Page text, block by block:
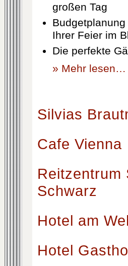
großen Tag
Ihrer Feier im
Die perfekte
» Mehr lesen…
Silvias
Cafe Vienna
Reitzentrum
Schwarz
Hotel am
Hotel